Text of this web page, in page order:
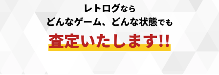
レトログなら
どんなゲーム、どんな状態でも
査定いたします!!